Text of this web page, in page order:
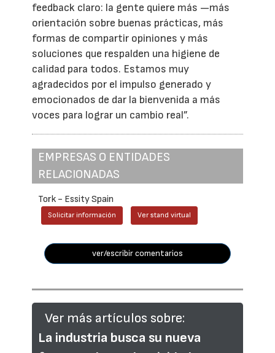
feedback claro: la gente quiere más —más
orientación sobre buenas prácticas, más
formas de compartir opiniones y más
soluciones que respalden una higiene de
calidad para todos. Estamos muy
agradecidos por el impulso generado y
emocionados de dar la bienvenida a más
voces para lograr un cambio real”.
EMPRESAS O ENTIDADES
RELACIONADAS
Tork - Essity Spain
Solicitar información Ver stand virtual
ver/escribir comentarios
Ver más artículos sobre:
La industria busca su nueva